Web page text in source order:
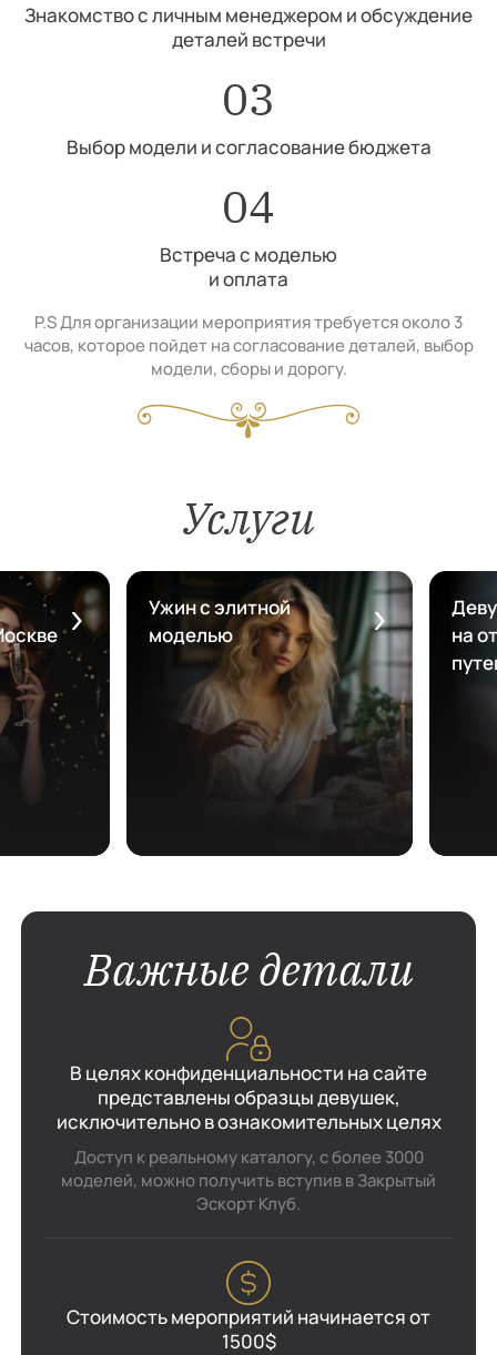
Знакомство с личным менеджером и обсуждение
деталей встречи
03
Выбор модели и согласование бюджета
04
Встреча с моделью
и оплата
P.S Для организации мероприятия требуется около 3
часов, которое пойдет на согласование деталей, выбор
модели, сборы и дорогу.
Услуги
Ужин с элитной
моделью
на
Важные детали
В целях конфиденциальности на сайте
представлены образцы девушек,
исключительно в ознакомительных целях
Доступ к реальному каталогу, с более 3000
моделей, можно получить вступив в Закрытый
Эскорт Клуб.
Стоимость мероприятий начинается от
1500$